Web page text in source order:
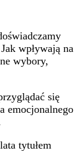
wpływają na
wybory,
się
emocjonalnego
tytułem